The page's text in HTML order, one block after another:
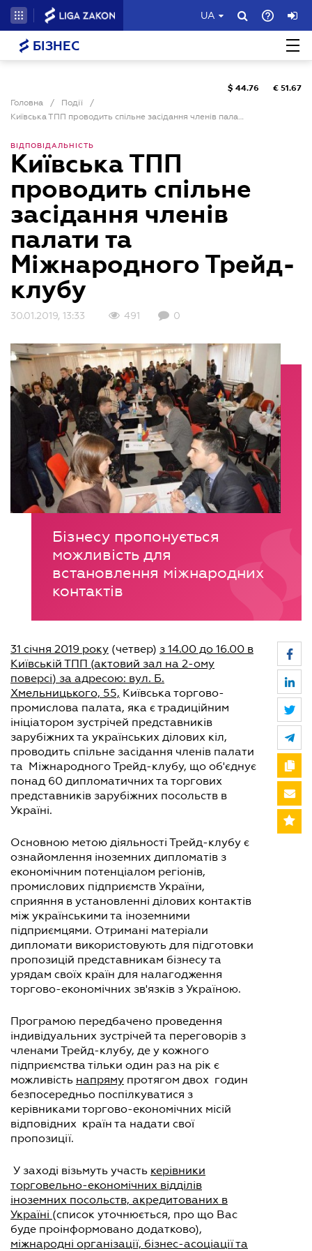
UA
БІЗНЕС
Головна / Події
/
Київська ТПП проводить спільне засідання членів палати та Міжнародного Трейд-клубу
$ 44.76 € 51.67
ВІДПОВІДАЛЬНІСТЬ
Київська ТПП
проводить спільне
засідання членів
палати та
Міжнародного Трейд-
клубу
30.01.2019, 13:33 491 0
Бізнесу пропонується
можливість для
встановлення міжнародних
контактів
31 січня 2019 року (четвер) з 14.00 до 16.00 в
Київській ТПП (актовий зал на 2-ому
поверсі) за адресою: вул. Б.
Хмельницького, 55, Київська торгово-
промислова палата, яка є традиційним
ініціатором зустрічей представників
зарубіжних та українських ділових кіл,
проводить спільне засідання членів палати
та Міжнародного Трейд-клубу, що об'єднує
понад 60 дипломатичних та торгових
представників зарубіжних посольств в
Україні.
Основною метою діяльності Трейд-клубу є
ознайомлення іноземних дипломатів з
економічним потенціалом регіонів,
промислових підприємств України,
сприяння в установленні ділових контактів
між українськими та іноземними
підприємцями. Отримані матеріали
дипломати використовують для підготовки
пропозицій представникам бізнесу та
урядам своїх країн для налагодження
торгово-економічних зв'язків з Україною.
Програмою передбачено проведення
індивідуальних зустрічей та переговорів з
членами Трейд-клубу, де у кожного
підприємства тільки один раз на рік є
можливість напряму протягом двох годин
безпосередньо поспілкуватися з
керівниками торгово-економічних місій
відповідних країн та надати свої
пропозиції.
У заході візьмуть участь керівники
торговельно-економічних відділів
іноземних посольств, акредитованих в
Україні (список уточнюється, про що Вас
буде проінформовано додатково),
міжнародні організації, бізнес-асоціації та